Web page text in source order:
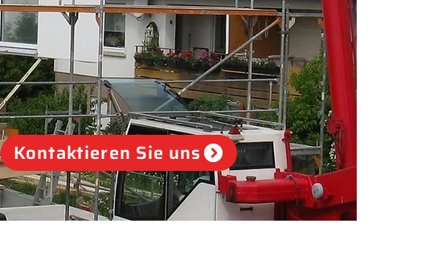
Kontaktieren Sie uns